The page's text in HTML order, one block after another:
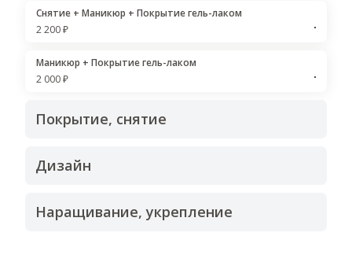
Снятие + Маникюр + Покрытие гель-лаком
2 200 ₽
Маникюр + Покрытие гель-лаком
2 000 ₽
Покрытие, снятие
Дизайн
Наращивание, укрепление